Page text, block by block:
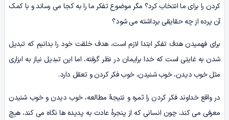
کردن را برای ما انتخاب کرد؟ مگر موضوع تفکر ما را به کجا می رساند و با کمک
آن پرده از چه حقایقی برداشته می شود؟
برای فهمیدن هدف تفکر ابتدا لازم است، هدف خلقت خود را بدانیم که تبدیل
شدن به غایتی است که خدا برایمان در نظر گرفته، اما این تبدیل نیاز به ابزاری
مثل خوب دیدن، خوب شنیدن، خوب فکر کردن و تعقل دارد.
در واقع خداوند فکر کردن را ثمره و نتیجۀ مطالعه، خوب دیدن و خوب شنیدن
معرفی می کند، چون انسانی که از پنجرۀ عادت به پدیده ها نگاه می کند، هیچ